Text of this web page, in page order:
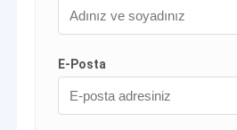
E-Posta